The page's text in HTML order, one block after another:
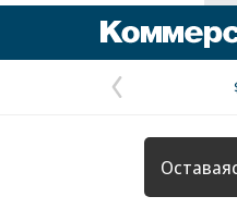
страница